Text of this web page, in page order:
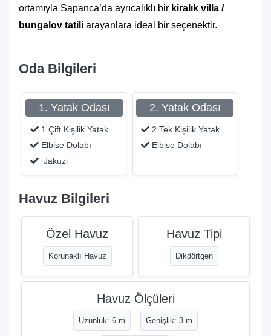
ortamıyla Sapanca’da ayrıcalıklı bir kiralık villa /
bungalov tatili arayanlara ideal bir seçenektir.
Oda Bilgileri
1. Yatak Odası
1 Çift Kişilik Yatak
Elbise Dolabı
Jakuzi
2. Yatak Odası
2 Tek Kişilik Yatak
Elbise Dolabı
Havuz Bilgileri
Özel Havuz
Korunaklı Havuz
Havuz Tipi
Dikdörtgen
Havuz Ölçüleri
Uzunluk: 6 m Genişlik: 3 m